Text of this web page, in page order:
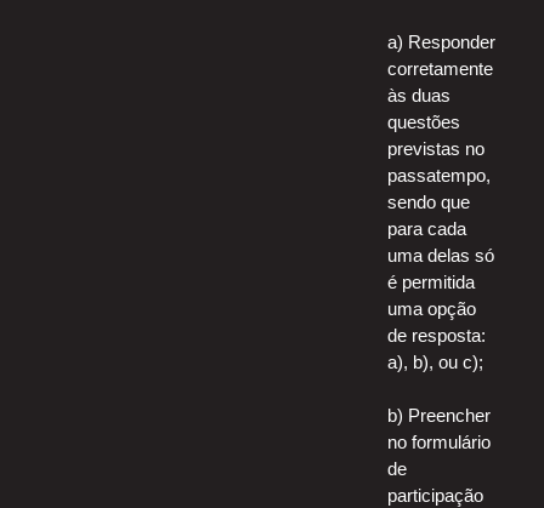
a) Responder
corretamente
às duas
questões
previstas no
passatempo,
sendo que
para cada
uma delas só
é permitida
uma opção
de resposta:
a), b), ou c);
b) Preencher
no formulário
de
participação